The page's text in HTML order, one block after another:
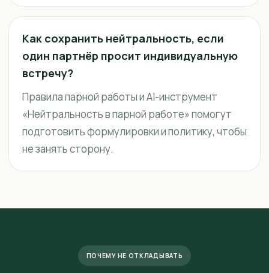
Как сохранить нейтральность, если
один партнёр просит индивидуальную
встречу?
Правила парной работы и AI-инструмент
«Нейтральность в парной работе» помогут
подготовить формулировки и политику, чтобы
не занять сторону.
ПОЧЕМУ НЕ ОТКЛАДЫВАТЬ